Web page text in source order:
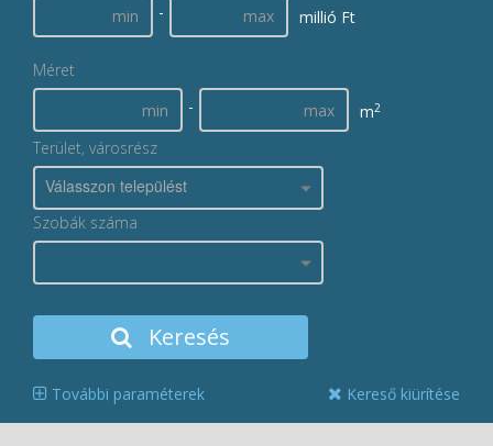
-
millió Ft
Méret
-
m2
Terület, városrész
Válasszon települést
Szobák száma
Keresés
További paraméterek Kereső kiürítése